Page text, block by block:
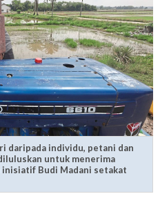
daripada individu, petani dan
untuk menerima
Budi Madani setakat